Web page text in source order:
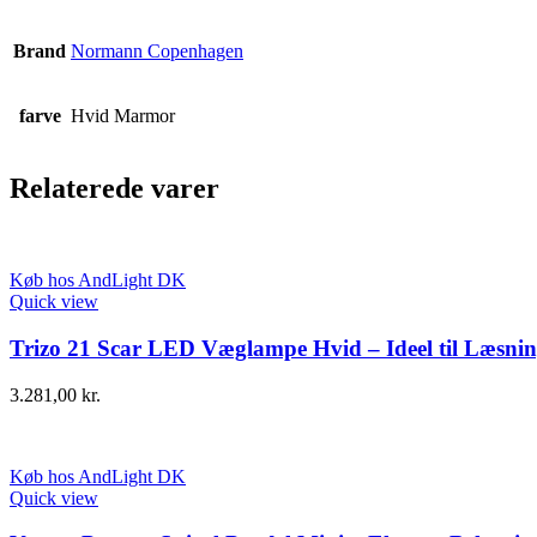
Brand Normann Copenhagen
farve Hvid Marmor
Relaterede varer
Køb hos AndLight DK
Quick view
Trizo 21 Scar LED Væglampe Hvid – Ideel til
3.281,00 kr.
Køb hos AndLight DK
Quick view